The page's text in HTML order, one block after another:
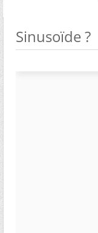
Sinusoïde ?